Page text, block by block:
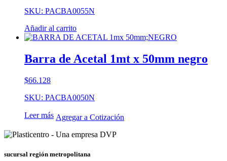
SKU: PACBA0055N
Añadir al carrito
Barra de Acetal 1mt x 50mm negro
$66.128
SKU: PACBA0050N
Leer más Agregar a Cotización
sucursal región metropolitana